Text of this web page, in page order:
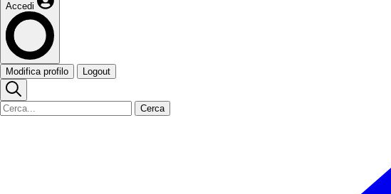
Accedi
Modifica profilo Logout
Cerca